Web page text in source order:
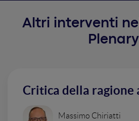
Altri interventi
Plenary
Critica della ragione
Massimo Chiriatti